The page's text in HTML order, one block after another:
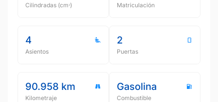
Cilindradas (cmᵌ) Matriculación
4
Asientos
2
Puertas
90.958 km
Kilometraje
Gasolina
Combustible